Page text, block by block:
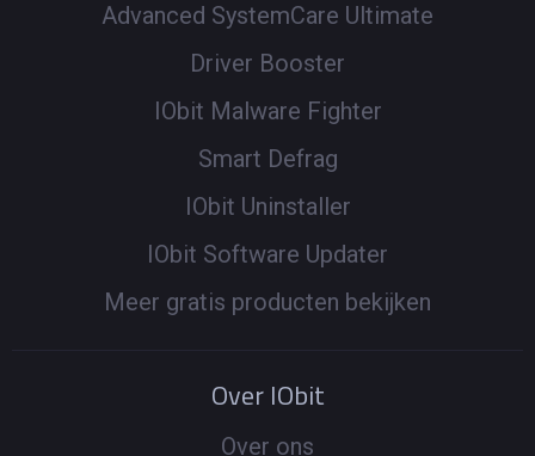
Advanced SystemCare Ultimate
Driver Booster
IObit Malware Fighter
Smart Defrag
IObit Uninstaller
IObit Software Updater
Meer gratis producten bekijken
Over IObit
Over ons